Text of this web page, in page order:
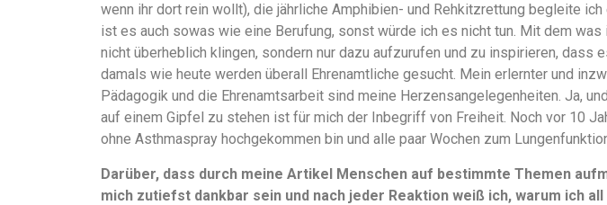
wenn ihr dort rein wollt), die jährliche Amphibien- und Rehkitzrettung begleite
ist es auch sowas wie eine Berufung, sonst würde ich es nicht tun. Mit dem
nicht überheblich klingen, sondern nur dazu aufzurufen und zu inspirieren,
damals wie heute werden überall Ehrenamtliche gesucht. Mein erlernter und
Pädagogik und die Ehrenamtsarbeit sind meine Herzensangelegenheiten. Ja,
auf einem Gipfel zu stehen ist für mich der Inbegriff von Freiheit. Noch vor 10
ohne Asthmaspray hochgekommen bin und alle paar Wochen zum
Darüber, dass durch meine Artikel Menschen auf bestimmte Themen
mich zutiefst dankbar sein und nach jeder Reaktion weiß ich, warum ich